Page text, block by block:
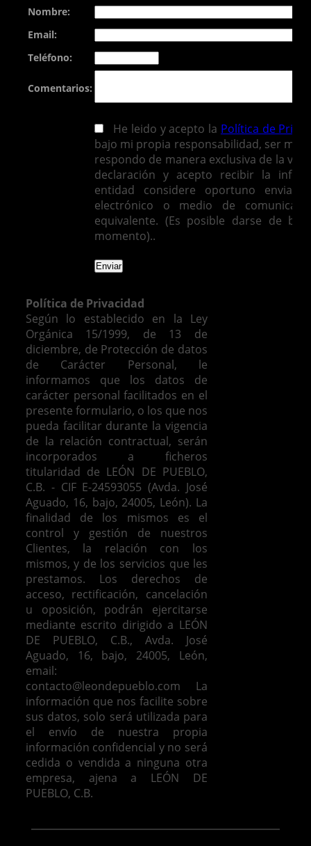
Nombre:
Email:
Teléfono:
Comentarios:
He leido y acepto la Política de
bajo mi propia responsabilidad, ser
respondo de manera exclusiva de la
declaración y acepto recibir la
entidad considere oportuno
electrónico o medio de
equivalente. (Es posible darse de
momento)..
Política de Privacidad
Según lo establecido en la Ley
Orgánica 15/1999, de 13 de
diciembre, de Protección de datos
de Carácter Personal, le
informamos que los datos de
carácter personal facilitados en el
presente formulario, o los que nos
pueda facilitar durante la vigencia
de la relación contractual, serán
incorporados a ficheros
titularidad de LEÓN DE PUEBLO,
C.B. - CIF E-24593055 (Avda. José
Aguado, 16, bajo, 24005, León). La
finalidad de los mismos es el
control y gestión de nuestros
Clientes, la relación con los
mismos, y de los servicios que les
prestamos.
Los derechos de
acceso, rectificación, cancelación
u oposición, podrán ejercitarse
mediante escrito dirigido a LEÓN
DE PUEBLO, C.B., Avda. José
Aguado, 16, bajo, 24005, León,
email:
contacto@leondepueblo.com
La
información que nos facilite sobre
sus datos, solo será utilizada para
el envío de nuestra propia
información confidencial y no será
cedida o vendida a ninguna otra
empresa, ajena a LEÓN DE
PUEBLO, C.B.